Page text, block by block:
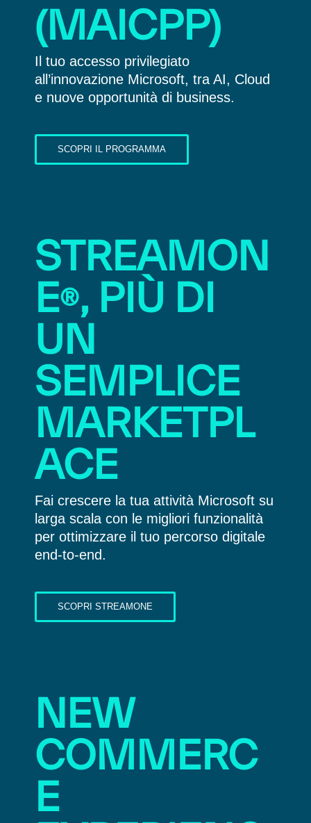
(MAICPP)
Il tuo accesso privilegiato
all’innovazione Microsoft, tra AI, Cloud
e nuove opportunità di business.
SCOPRI IL PROGRAMMA
STREAMON
E®, PIÙ DI
UN
SEMPLICE
MARKETPL
ACE
Fai crescere la tua attività Microsoft su
larga scala con le migliori funzionalità
per ottimizzare il tuo percorso digitale
end-to-end.
SCOPRI STREAMONE
NEW
COMMERC
E